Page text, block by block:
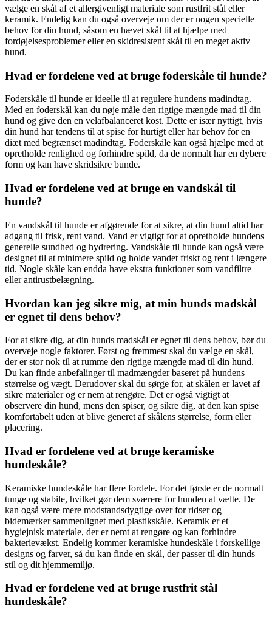
vælge en skål af et allergivenligt materiale som rustfrit stål eller
keramik. Endelig kan du også overveje om der er nogen specielle
behov for din hund, såsom en hævet skål til at hjælpe med
fordøjelsesproblemer eller en skidresistent skål til en meget aktiv
hund.
Hvad er fordelene ved at bruge foderskåle til hunde?
Foderskåle til hunde er ideelle til at regulere hundens madindtag.
Med en foderskål kan du nøje måle den rigtige mængde mad til din
hund og give den en velafbalanceret kost. Dette er især nyttigt, hvis
din hund har tendens til at spise for hurtigt eller har behov for en
diæt med begrænset madindtag. Foderskåle kan også hjælpe med at
opretholde renlighed og forhindre spild, da de normalt har en dybere
form og kan have skridsikre bunde.
Hvad er fordelene ved at bruge en vandskål til
hunde?
En vandskål til hunde er afgørende for at sikre, at din hund altid har
adgang til frisk, rent vand. Vand er vigtigt for at opretholde hundens
generelle sundhed og hydrering. Vandskåle til hunde kan også være
designet til at minimere spild og holde vandet friskt og rent i længere
tid. Nogle skåle kan endda have ekstra funktioner som vandfiltre
eller antirustbelægning.
Hvordan kan jeg sikre mig, at min hunds madskål
er egnet til dens behov?
For at sikre dig, at din hunds madskål er egnet til dens behov, bør du
overveje nogle faktorer. Først og fremmest skal du vælge en skål,
der er stor nok til at rumme den rigtige mængde mad til din hund.
Du kan finde anbefalinger til madmængder baseret på hundens
størrelse og vægt. Derudover skal du sørge for, at skålen er lavet af
sikre materialer og er nem at rengøre. Det er også vigtigt at
observere din hund, mens den spiser, og sikre dig, at den kan spise
komfortabelt uden at blive generet af skålens størrelse, form eller
placering.
Hvad er fordelene ved at bruge keramiske
hundeskåle?
Keramiske hundeskåle har flere fordele. For det første er de normalt
tunge og stabile, hvilket gør dem sværere for hunden at vælte. De
kan også være mere modstandsdygtige over for ridser og
bidemærker sammenlignet med plastikskåle. Keramik er et
hygiejnisk materiale, der er nemt at rengøre og kan forhindre
bakterievækst. Endelig kommer keramiske hundeskåle i forskellige
designs og farver, så du kan finde en skål, der passer til din hunds
stil og dit hjemmemiljø.
Hvad er fordelene ved at bruge rustfrit stål
hundeskåle?